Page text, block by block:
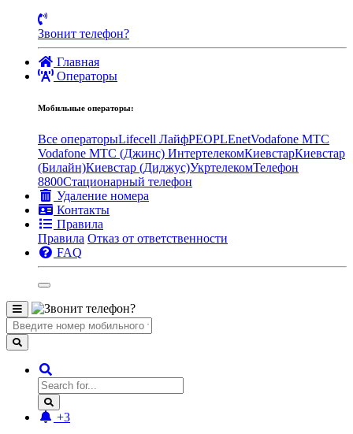
Звонит телефон?
Главная
Операторы
Мобильные операторы:
Все операторыLifecell ЛайфPEOPLEnetVodafone MTC
Vodafone МТС (Джинс) ИнтертелекомКиевстарКиевстар
(Билайн)Киевстар (Диджус)УкртелекомТелефон
8800Стационарный телефон
Удаление номера
Контакты
Правила
Правила Отказ от ответственности
FAQ
+3